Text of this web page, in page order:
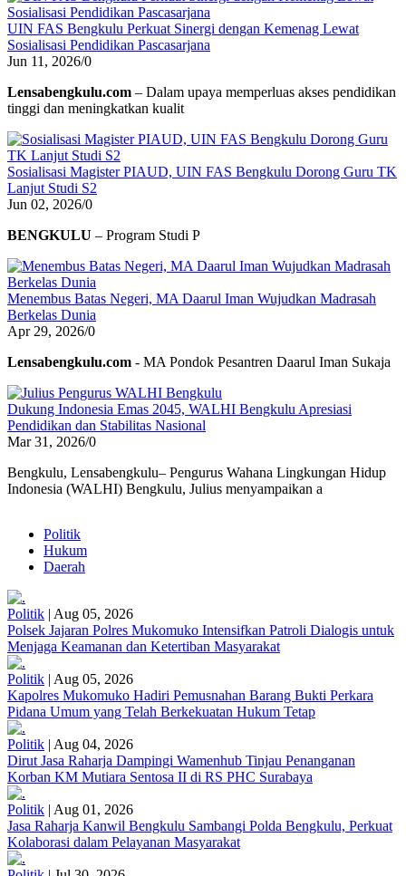
UIN FAS Bengkulu Perkuat Sinergi dengan Kemenag Lewat
Sosialisasi Pendidikan Pascasarjana
Jun 11, 2026/0
Lensabengkulu.com – Dalam upaya memperluas akses pendidikan
tinggi dan meningkatkan kualit
Sosialisasi Magister PIAUD, UIN FAS Bengkulu Dorong Guru TK
Lanjut Studi S2
Jun 02, 2026/0
BENGKULU – Program Studi P
Menembus Batas Negeri, MA Daarul Iman Wujudkan Madrasah
Berkelas Dunia
Apr 29, 2026/0
Lensabengkulu.com - MA Pondok Pesantren Daarul Iman Sukaja
Dukung Indonesia Emas 2045, WALHI Bengkulu Apresiasi
Pendidikan dan Stabilitas Nasional
Mar 31, 2026/0
Bengkulu, Lensabengkulu– Pengurus Wahana Lingkungan Hidup
Indonesia (WALHI) Bengkulu, Julius menyampaikan a
Politik
Hukum
Daerah
Politik | Aug 05, 2026
Polsek Jajaran Polres Mukomuko Intensifkan Patroli Dialogis untuk
Menjaga Keamanan dan Ketertiban Masyarakat
Politik | Aug 05, 2026
Kapolres Mukomuko Hadiri Pemusnahan Barang Bukti Perkara
Pidana Umum yang Telah Berkekuatan Hukum Tetap
Politik | Aug 04, 2026
Dirut Jasa Raharja Dampingi Wamenhub Tinjau Penanganan
Korban KM Mutiara Sentosa II di RS PHC Surabaya
Politik | Aug 01, 2026
Jasa Raharja Kanwil Bengkulu Sambangi Polda Bengkulu, Perkuat
Kolaborasi dalam Pelayanan Masyarakat